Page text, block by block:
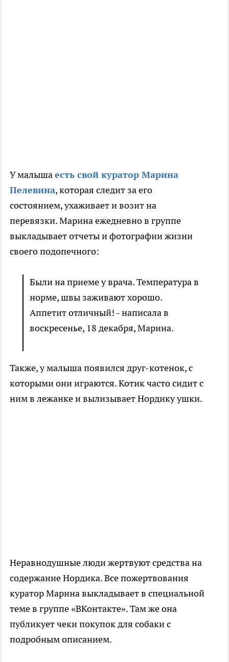
У малышаесть свой куратор Марина
Пелевина, которая следит за его
состоянием, ухаживает и возит на
перевязки. Марина ежедневно в группе
выкладывает отчеты и фотографии жизни
своего подопечного:
Были на приеме у врача. Температура в
норме, швы заживают хорошо.
Аппетит отличный! - написала в
воскресенье, 18 декабря, Марина.
Также, у малыша появился друг-котенок, с
которыми они играются. Котик часто сидит с
ним в лежанке и вылизывает Нордику ушки.
Неравнодушные люди жертвуют средства на
содержание Нордика. Все пожертвования
куратор Марина выкладывает в специальной
теме в группе «ВКонтакте». Там же она
публикует чеки покупок для собаки с
подробным описанием.